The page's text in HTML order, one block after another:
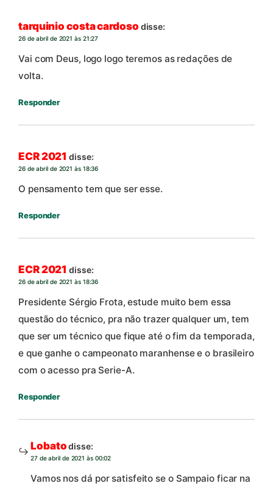
tarquinio costa cardoso disse:
26 de abril de 2021 às 21:27
Vai com Deus, logo logo teremos as redações de
volta.
Responder
ECR 2021 disse:
26 de abril de 2021 às 18:36
O pensamento tem que ser esse.
Responder
ECR 2021 disse:
26 de abril de 2021 às 18:36
Presidente Sérgio Frota, estude muito bem essa
questão do técnico, pra não trazer qualquer um, tem
que ser um técnico que fique até o fim da temporada,
e que ganhe o campeonato maranhense e o brasileiro
com o acesso pra Serie-A.
Responder
Lobatodisse:
27 de abril de 2021 às 00:02
Vamos nos dá por satisfeito se o Sampaio ficar na